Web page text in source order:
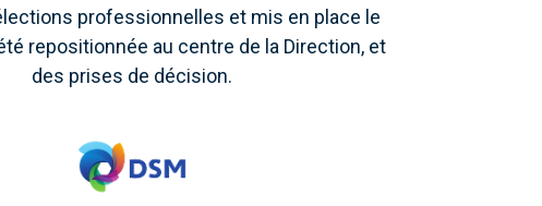
professionnelles et mis en place le
été repositionnée au centre de la Direction, et
des prises de décision.